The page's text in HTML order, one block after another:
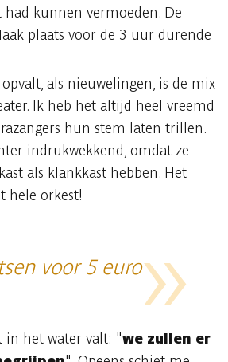
kunnen vermoeden. De
plaats voor de 3 uur durende
als nieuwelingen, is de mix
Ik heb het altijd heel vreemd
hun stem laten trillen.
indrukwekkend, omdat ze
als klankkast hebben. Het
hele orkest!
voor 5 euro
in het water valt: "we zullen er